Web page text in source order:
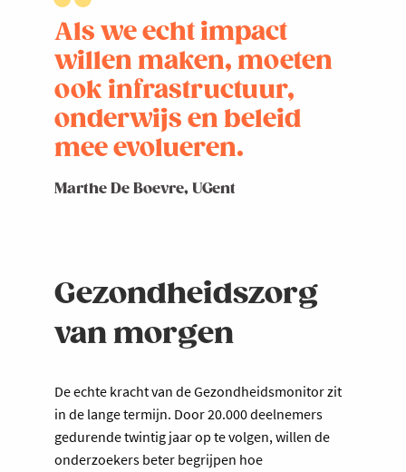
Als we echt impact
willen maken, moeten
ook infrastructuur,
onderwijs en beleid
mee evolueren.
Marthe De Boevre, UGent
Gezondheidszorg
van morgen
De echte kracht van de Gezondheidsmonitor zit
in de lange termijn. Door 20.000 deelnemers
gedurende twintig jaar op te volgen, willen de
onderzoekers beter begrijpen hoe